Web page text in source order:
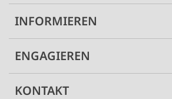
INFORMIEREN
ENGAGIEREN
KONTAKT